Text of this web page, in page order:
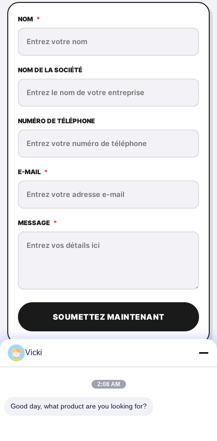
NOM *
NOM DE LA SOCIÉTÉ
NUMÉRO DE TÉLÉPHONE
E-MAIL *
MESSAGE *
SOUMETTEZ MAINTENANT
Vicki
2:08 AM
Good day, what product are you looking for?